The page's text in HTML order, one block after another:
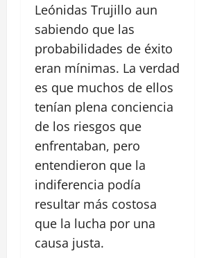
Leónidas Trujillo aun
sabiendo que las
probabilidades de éxito
eran mínimas. La verdad
es que muchos de ellos
tenían plena conciencia
de los riesgos que
enfrentaban, pero
entendieron que la
indiferencia podía
resultar más costosa
que la lucha por una
causa justa.